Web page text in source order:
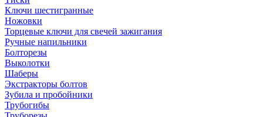
Ключи шестигранные
Ножовки
Торцевые ключи для свечей зажигания
Ручные напильники
Болторезы
Выколотки
Шаберы
Экстракторы болтов
Зубила и пробойники
Трубогибы